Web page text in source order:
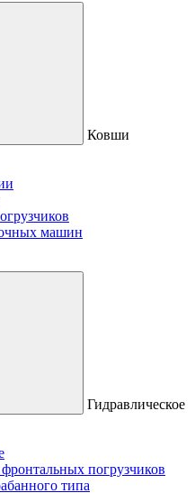
Ковши
машин
Гидравлическое
погрузчиков
типа